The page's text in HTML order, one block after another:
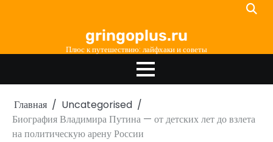
gringoplus.ru
Плюс к путешествию: лайфхаки и советы
Главная
Uncategorised
Биография Владимира Путина — от детских лет до взлета
на политическую арену России